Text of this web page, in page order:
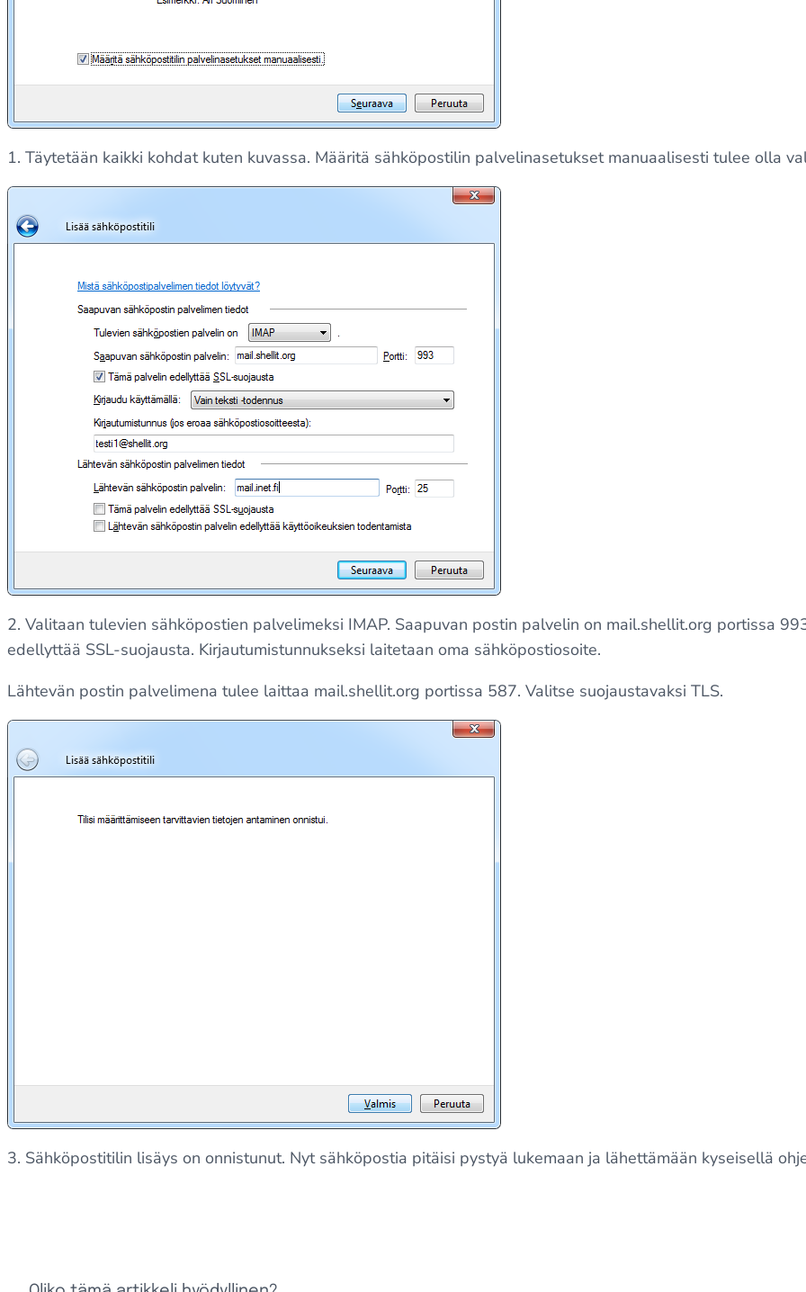
1. Täytetään kaikki kohdat kuten kuvassa. Määritä sähköpostilin palvelinasetukset manuaalisesti tulee olla
2. Valitaan tulevien sähköpostien palvelimeksi IMAP. Saapuvan postin palvelin on mail.shellit.org portissa
edellyttää SSL-suojausta. Kirjautumistunnukseksi laitetaan oma sähköpostiosoite.
Lähtevän postin palvelimena tulee laittaa mail.shellit.org portissa 587. Valitse suojaustavaksi TLS.
3. Sähköpostitilin lisäys on onnistunut. Nyt sähköpostia pitäisi pystyä lukemaan ja lähettämään kyseisellä